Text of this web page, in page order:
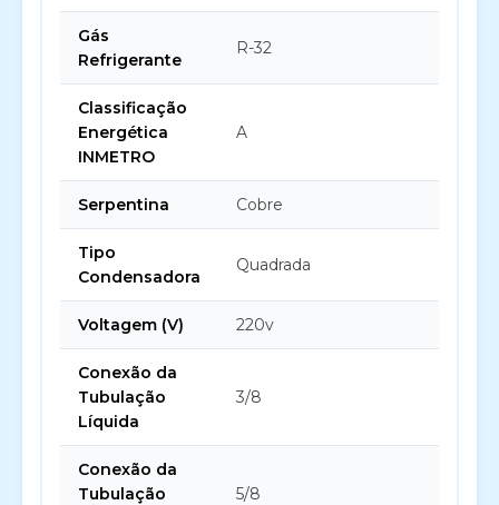
Gás
Refrigerante
R-32
Classificação
Energética
INMETRO
A
Serpentina Cobre
Tipo
Condensadora
Quadrada
Voltagem (V) 220v
Conexão da
Tubulação
Líquida
3/8
Conexão da
Tubulação
5/8